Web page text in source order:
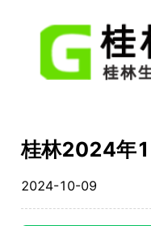
桂林2024年
2024-10-09